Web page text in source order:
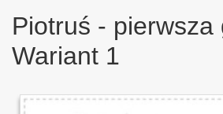
Piotruś - pierwsza
Wariant 1